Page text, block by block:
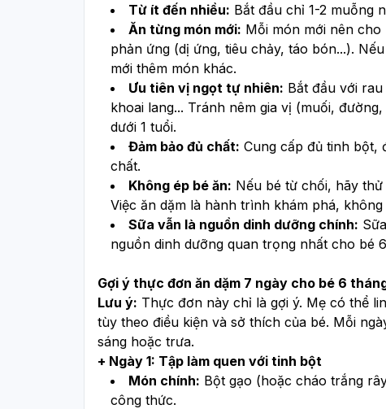
Từ ít đến nhiều: Bắt đầu chỉ 1-2 muỗng
Ăn từng món mới: Mỗi món mới nên
phản ứng (dị ứng, tiêu chảy, táo bón...).
mới thêm món khác.
Ưu tiên vị ngọt tự nhiên: Bắt đầu với
khoai lang... Tránh nêm gia vị (muối,
dưới 1 tuổi.
Đảm bảo đủ chất: Cung cấp đủ tinh bột,
chất.
Không ép bé ăn: Nếu bé từ chối, hãy
Việc ăn dặm là hành trình khám phá,
Sữa vẫn là nguồn dinh dưỡng chính:
nguồn dinh dưỡng quan trọng nhất cho bé
Gợi ý thực đơn ăn dặm 7 ngày cho bé 6
Lưu ý: Thực đơn này chỉ là gợi ý. Mẹ có thể
tùy theo điều kiện và sở thích của bé. Mỗi
sáng hoặc trưa.
+ Ngày 1: Tập làm quen với tinh bột
Món chính: Bột gạo (hoặc cháo trắng
công thức.